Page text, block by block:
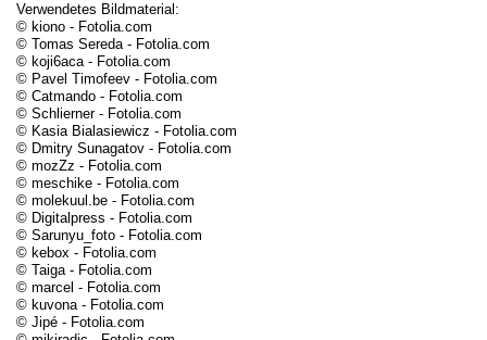
Verwendetes Bildmaterial:
© kiono - Fotolia.com
© Tomas Sereda - Fotolia.com
© koji6aca - Fotolia.com
© Pavel Timofeev - Fotolia.com
© Catmando - Fotolia.com
© Schlierner - Fotolia.com
© Kasia Bialasiewicz - Fotolia.com
© Dmitry Sunagatov - Fotolia.com
© mozZz - Fotolia.com
© meschike - Fotolia.com
© molekuul.be - Fotolia.com
© Digitalpress - Fotolia.com
© Sarunyu_foto - Fotolia.com
© kebox - Fotolia.com
© Taiga - Fotolia.com
© marcel - Fotolia.com
© kuvona - Fotolia.com
© Jipé - Fotolia.com